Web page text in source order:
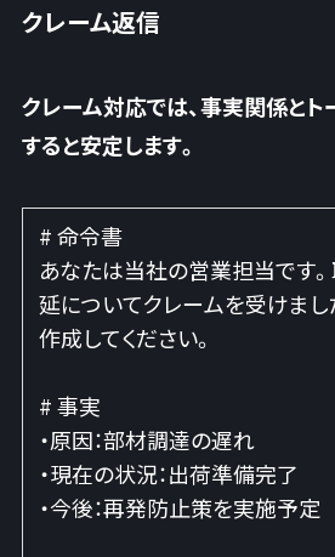
クレーム返信
クレーム対応では、事実関係と
すると安定します。
# 命令書
あなたは当社の営業担当です
延についてクレームを受けまし
作成してください。
# 事実
・原因：部材調達の遅れ
・現在の状況：出荷準備完了
・今後：再発防止策を実施予定